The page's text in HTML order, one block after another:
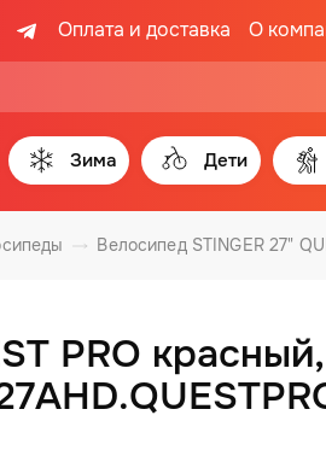
Оплата и доставка О
Зима Дети
Велосипед STINGER 27"
PRO красный,